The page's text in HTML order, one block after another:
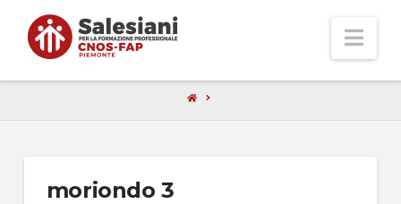
moriondo 3